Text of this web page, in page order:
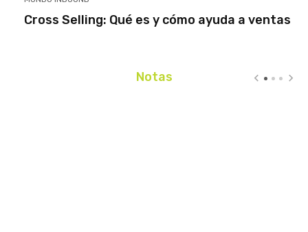
Cross Selling: Qué es y cómo ayuda a ventas
Notas